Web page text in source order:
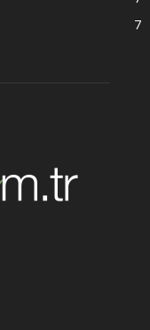
7